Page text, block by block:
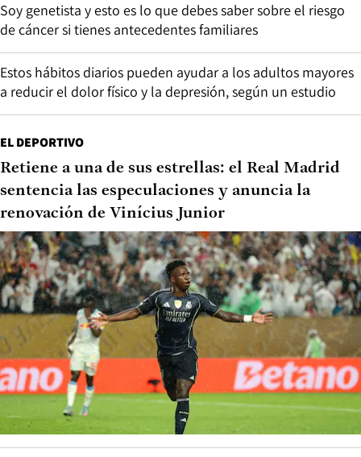
Soy genetista y esto es lo que debes saber sobre el riesgo
de cáncer si tienes antecedentes familiares
Estos hábitos diarios pueden ayudar a los adultos mayores
a reducir el dolor físico y la depresión, según un estudio
EL DEPORTIVO
Retiene a una de sus estrellas: el Real Madrid
sentencia las especulaciones y anuncia la
renovación de Vinícius Junior